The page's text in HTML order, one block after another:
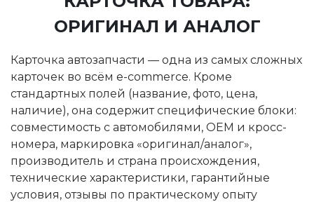
ОРИГИНАЛ И АНАЛОГ
Карточка автозапчасти — одна из самых сложных
карточек во всём e-commerce. Кроме
стандартных полей (название, фото, цена,
наличие), она содержит специфические блоки:
совместимость с автомобилями, OEM и кросс-
номера, маркировка «оригинал/аналог»,
производитель и страна происхождения,
технические характеристики, гарантийные
условия, отзывы по практическому опыту